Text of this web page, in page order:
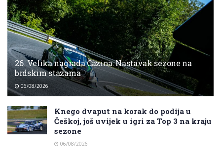
26. Velika nagrada Cazina: Nastavak sezone na
brdskim stazama
06/08/2026
Knego dvaput na korak do podija u
Češkoj, još uvijek u igri za Top 3 na kraju
sezone
06/08/2026